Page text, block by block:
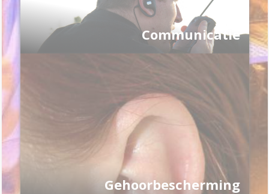
Communicatie
Gehoorbescherming